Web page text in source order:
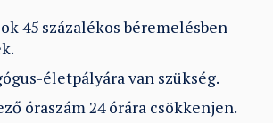
45 százalékos béremelésben
életpályára van szükség.
óraszám 24 órára csökkenjen.